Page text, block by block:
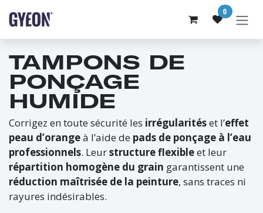
0
TAMPONS DE
PONÇAGE
HUMIDE
Corrigez en toute sécurité les irrégularitéset l’effet
peau d’orangeà l’aide de pads de ponçage à l’eau
professionnels. Leurstructure flexibleet leur
répartition homogène du grain garantissent une
réduction maîtrisée de la peinture, sans traces ni
rayures indésirables.